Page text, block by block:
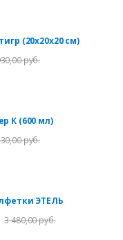
(20х20х20 см)
руб.
К (600 мл)
руб.
ЭТЕЛЬ
3 480,00 руб.